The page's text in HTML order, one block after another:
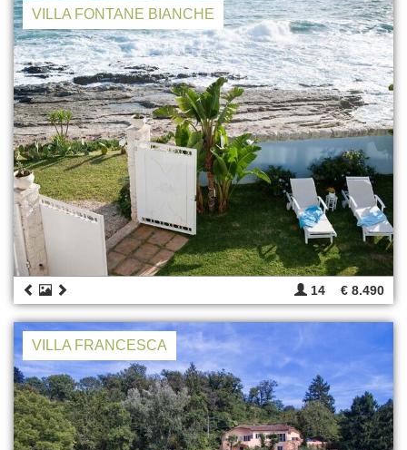
VILLA FONTANE BIANCHE
14 € 8.490
VILLA FRANCESCA